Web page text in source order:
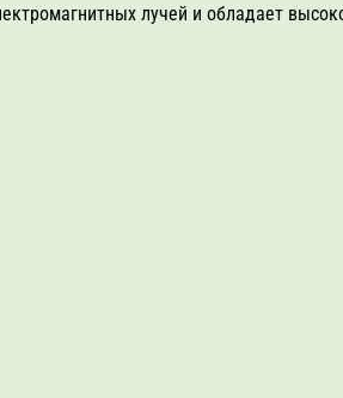
лучей и обладает